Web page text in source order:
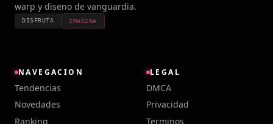
warp y diseno de vanguardia.
DISFRUTA IMAGINA
NAVEGACION
Tendencias
Novedades
Ranking
LEGAL
DMCA
Privacidad
Terminos